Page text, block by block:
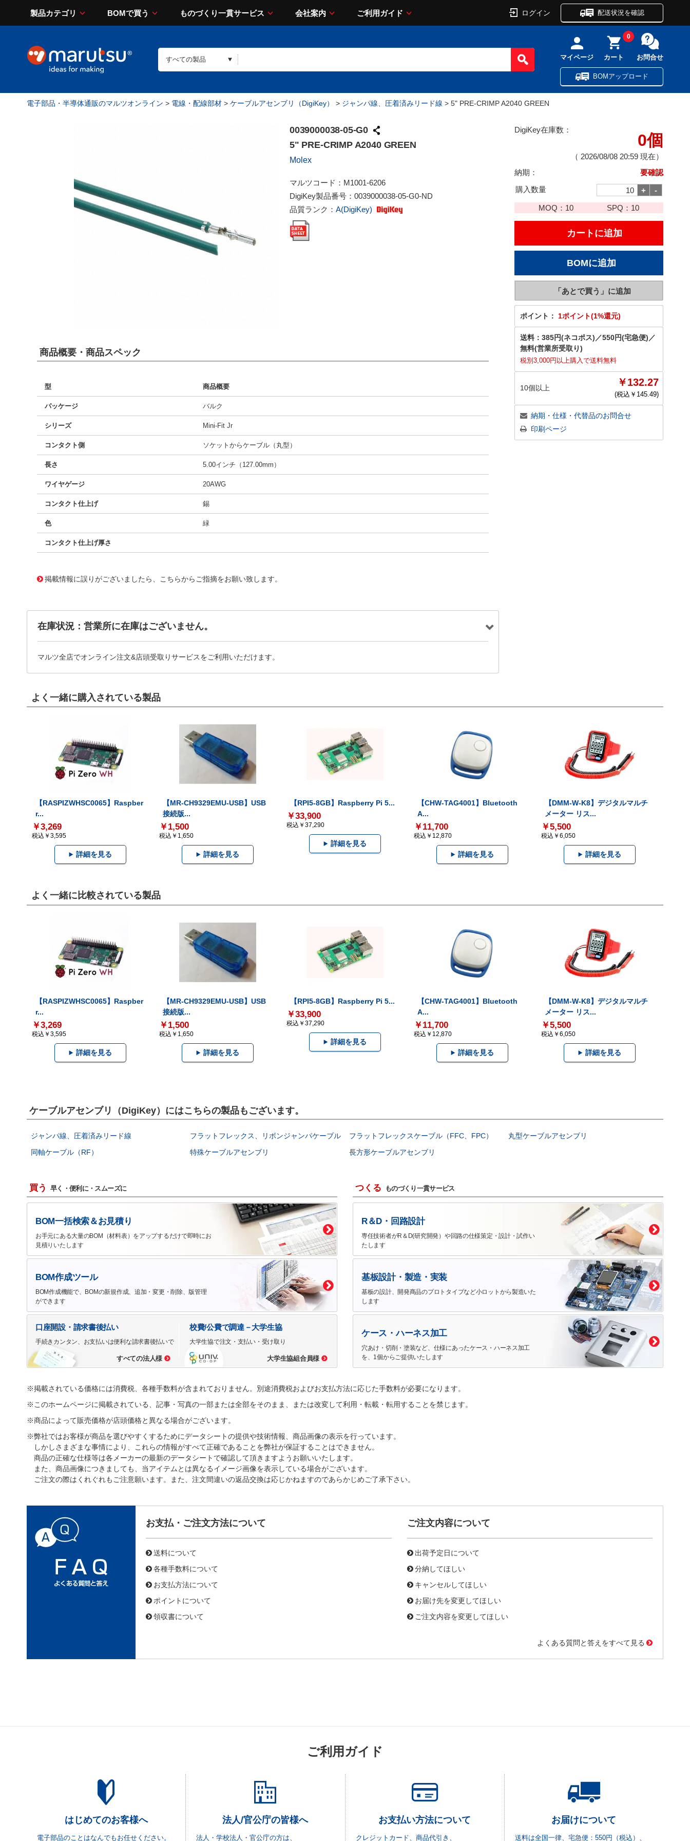
製品カテゴリ BOMで買う ものづくり一貫サービス 会社案内 ご利用ガイド ログイン 配送状況を確認
マイページ カート
0
お問合せ
BOMアップロード
電子部品・半導体通販のマルツオンライン > 電線・配線部材 > ケーブルアセンブリ（DigiKey） > ジャンパ線、圧着済みリード線 > 5" PRE-CRIMP A2040 GREEN
0039000038-05-G0
5" PRE-CRIMP A2040 GREEN
Molex
マルツコード： M1001-6206
DigiKey製品番号： 0039000038-05-G0-ND
品質ランク： A(DigiKey)
DigiKey在庫数：
0個
（ 2026/08/08 20:59 現在）
納期：
要確認
購入数量
MOQ： 10 SPQ： 10
ポイント： 1ポイント(1%還元)
送料： 385円(ネコポス) ／550円(宅急便) ／
無料(営業所受取り)
税別3,000円以上購入で送料無料
10個以上 ￥132.27
(税込￥ 145.49)
納期・仕様・代替品のお問合せ
印刷ページ
商品概要・商品スペック
型 商品概要
パッケージ バルク
シリーズ Mini-Fit Jr
コンタクト側 ソケットからケーブル（丸型）
長さ 5.00インチ（127.00mm）
ワイヤゲージ 20AWG
コンタクト仕上げ 錫
色 緑
コンタクト仕上げ厚さ
掲載情報に誤りがございましたら、こちらからご指摘をお願い致します。
在庫状況：営業所に在庫はございません。
マルツ全店でオンライン注文&店頭受取りサービスをご利用いただけます。
よく一緒に購入されている製品
【RASPIZWHSC0065】Raspber
r...
￥3,269
税込￥3,595
詳細を見る
【MR-CH9329EMU-USB】USB
接続版...
￥1,500
税込￥1,650
詳細を見る
【RPI5-8GB】Raspberry Pi 5...
￥33,900
税込￥37,290
詳細を見る
【CHW-TAG4001】Bluetooth
A...
￥11,700
税込￥12,870
詳細を見る
【DMM-W-K8】デジタルマルチ
メーター リス...
￥5,500
税込￥6,050
詳細を見る
よく一緒に比較されている製品
【RASPIZWHSC0065】Raspber
r...
￥3,269
税込￥3,595
詳細を見る
【MR-CH9329EMU-USB】USB
接続版...
￥1,500
税込￥1,650
詳細を見る
【RPI5-8GB】Raspberry Pi 5...
￥33,900
税込￥37,290
詳細を見る
【CHW-TAG4001】Bluetooth
A...
￥11,700
税込￥12,870
詳細を見る
【DMM-W-K8】デジタルマルチ
メーター リス...
￥5,500
税込￥6,050
詳細を見る
ケーブルアセンブリ（DigiKey）にはこちらの製品もございます。
ジャンパ線、圧着済みリード線 フラットフレックス、リボンジャンパケーブル フラットフレックスケーブル（FFC、FPC）
丸型ケーブルアセンブリ
同軸ケーブル（RF）
特殊ケーブルアセンブリ 長方形ケーブルアセンブリ
買う 早く・便利に・スムーズに
BOM一括検索＆お見積り
お手元にある大量のBOM（材料表）をアップするだけで即時にお
見積りいたします
BOM作成ツール
BOM作成機能で、BOMの新規作成、追加・変更・削除、版管理
ができます
口座開設・請求書後払い
手続きカンタン、お支払いは便利な請求書後払いで
すべての法人様
校費/公費で調達－大学生協
大学生協で注文・支払い・受け取り
大学生協組合員様
つくる ものづくり一貫サービス
R＆D・回路設計
専任技術者がR＆D(研究開発）や回路の仕様策定・設計・試作い
たします
基板設計・製造・実装
基板の設計、開発商品のプロトタイプなど小ロットから製造いた
します
ケース・ハーネス加工
穴あけ・切削・塗装など、仕様にあったケース・ハーネス加工
を、1個からご提供いたします
※掲載されている価格には消費税、各種手数料が含まれておりません。別途消費税およびお支払方法に応じた手数料が必要になります。
※このホームページに掲載されている、記事・写真の一部または全部をそのまま、または改変して利用・転載・転用することを禁じます。
※商品によって販売価格が店頭価格と異なる場合がございます。
※弊社ではお客様が商品を選びやすくするためにデータシートの提供や技術情報、商品画像の表示を行っています。
しかしさまざまな事情により、これらの情報がすべて正確であることを弊社が保証することはできません。
商品の正確な仕様等は各メーカーの最新のデータシートで確認して頂きますようお願いいたします。
また、商品画像につきましても、当アイテムとは異なるイメージ画像を表示している場合がございます。
ご注文の際はくれぐれもご注意願います。また、注文間違いの返品交換は応じかねますのであらかじめご了承下さい。
お支払・ご注文方法について
送料について
各種手数料について
お支払方法について
ポイントについて
領収書について
ご注文内容について
出荷予定日について
分納してほしい
キャンセルしてほしい
お届け先を変更してほしい
ご注文内容を変更してほしい
よくある質問と答えをすべて見る
ご利用ガイド
はじめてのお客様へ
電子部品のことはなんでもお任せください。
法人/官公庁の皆様へ
法人・学校法人・官公庁の方は、
お支払い方法について
クレジットカード、商品代引き、
お届けについて
送料は全国一律、宅急便：550円（税込）、